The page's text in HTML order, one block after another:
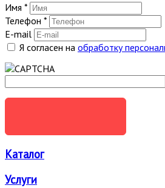
Имя *
Телефон *
E-mail
Я согласен на обработку
Каталог
Услуги